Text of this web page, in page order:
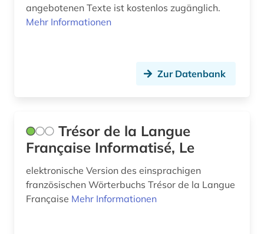
mundart (1)
naturwissenschaften (2)
niederlandistik (1)
angebotenen Texte ist kostenlos zugänglich.
Mehr Informationen
Zur Datenbank
Trésor de la Langue
Française Informatisé, Le
elektronische Version des einsprachigen
französischen Wörterbuchs Trésor de la Langue
Française Mehr Informationen